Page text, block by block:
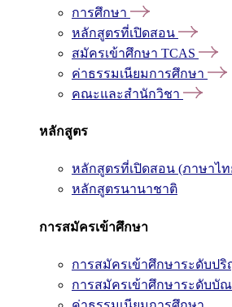
การศึกษา
หลักสูตรที่เปิดสอน
สมัครเข้าศึกษา TCAS
ค่าธรรมเนียมการศึกษา
คณะและสำนักวิชา
หลักสูตร
หลักสูตรที่เปิดสอน (ภาษาไท
หลักสูตรนานาชาติ
การสมัครเข้าศึกษา
การสมัครเข้าศึกษาระดับ
การสมัครเข้าศึกษาระดับบั